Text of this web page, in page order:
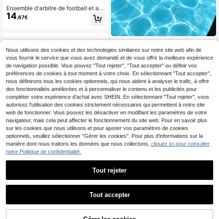
Ensemble d'arbitre de football et ac
cessoires, comprenant un carnet
d'arbitre, un tableau tactique, un siff
de capitaine et un diagramme de ter
rain de football d'entraînement/mat
ch/jeu (équipement d'arbitre portabl
e)
14 ,67€
Ensemble de cartes de score de gol
f avec motif crocodile, carte de scor
7,48€
ctionnel en acier inoxydable - Siffle
t d'urgence à haute tonalité - Sifflet
de survie pour le cou en extérieur -
Sifflet d'arbitre de sport
Dès 2,75€
Désolés, ce produit est épuisé.
Nous utilisons des cookies et des technologies similaires sur notre site web afin de
vous fournir le service que vous avez demandé et de vous offrir la meilleure expérience
de navigation possible. Vous pouvez "Tout rejeter", "Tout accepter" ou définir vos
préférences de cookies à tout moment à votre choix. En sélectionnant "Tout accepter",
nous définirons tous les cookies optionnels, qui nous aident à analyser le trafic, à offrir
des fonctionnalités améliorées et à personnaliser le contenu et les publicités pour
compléter votre expérience d'achat avec SHEIN. En sélectionnant "Tout rejeter", vous
autorisez l'utilisation des cookies strictement nécessaires qui permettent à notre site
web de fonctionner. Vous pouvez les désactiver en modifiant les paramètres de votre
navigateur, mais cela peut affecter le fonctionnement du site web. Pour en savoir plus
sur les cookies que nous utilisons et pour ajuster vos paramètres de cookies
optionnels, veuillez sélectionner "Gérer les cookies". Pour plus d'informations sur la
manière dont nous traitons les données que nous collectons, cliquez ici pour consulter
notre Politique de confidentialité.
Tout rejeter
Tout accepter